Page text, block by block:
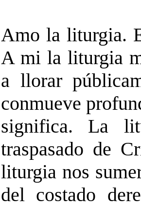
Amo la liturgia.
A mi la liturgia
a llorar
conmueve
significa. La
traspasado de
liturgia nos
del costado